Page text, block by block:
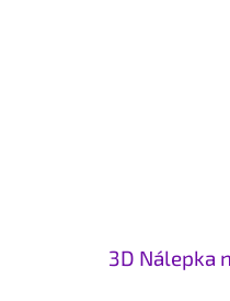
3D Nálepka